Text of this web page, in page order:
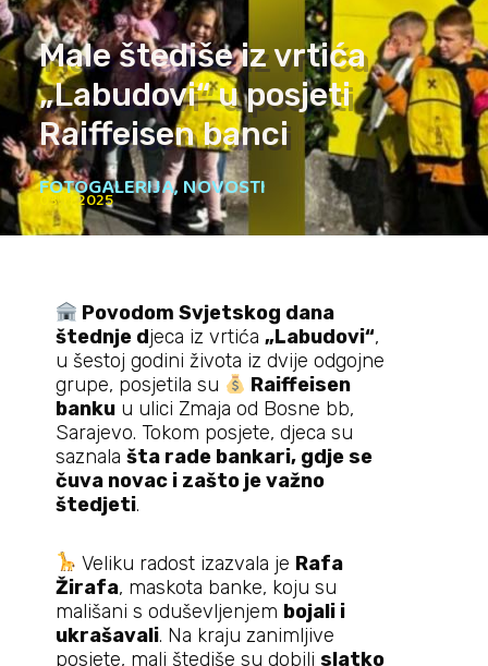
Male štediše iz vrtića
„Labudovi“ u posjeti
Raiffeisen banci
FOTOGALERIJA,NOVOSTI
03.11.2025
Povodom Svjetskog dana
štednje djeca iz vrtića „Labudovi“,
u šestoj godini života iz dvije odgojne
grupe, posjetila su
Raiffeisen
bankuu ulici Zmaja od Bosne bb,
Sarajevo. Tokom posjete, djeca su
saznala šta rade bankari, gdje se
čuva novac i zašto je važno
štedjeti.
Veliku radost izazvala je Rafa
Žirafa, maskota banke, koju su
mališani s oduševljenjem bojali i
ukrašavali. Na kraju zanimljive
posjete, mali štediše su dobili slatko